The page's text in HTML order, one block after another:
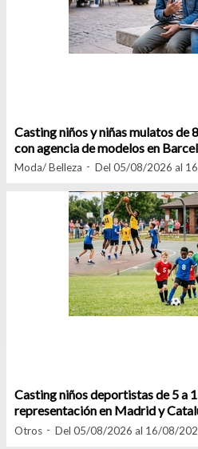
Casting niños y niñas mulatos de
con agencia de modelos en
Moda/ Belleza Del 05/08/2026 al
Casting niños deportistas de 5 a
representación en Madrid y
Otros Del 05/08/2026 al 16/08/